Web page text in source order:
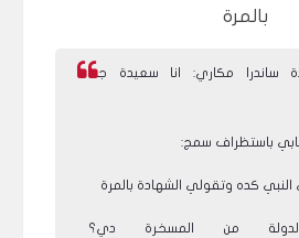
ساندرا مكاري: انا سعيدة جدا
باستظراف سمج:
كده وتقولي الشهادة بالمرة
من المسخرة دي؟